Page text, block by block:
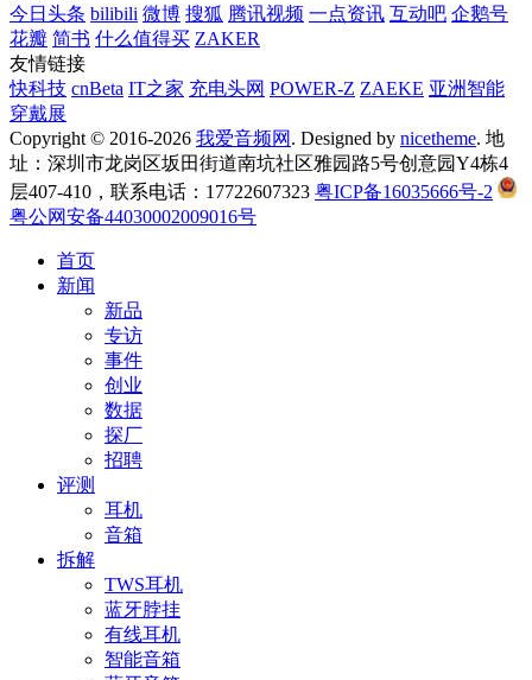
今日头条 bilibili 微博 搜狐 腾讯视频 一点资讯 互动吧 企鹅号
花瓣 简书 什么值得买 ZAKER
友情链接
快科技 cnBeta IT之家 充电头网 POWER-Z ZAEKE 亚洲智能
穿戴展
Copyright © 2016-2026 我爱音频网 . Designed by nicetheme. 地
址：深圳市龙岗区坂田街道南坑社区雅园路5号创意园Y4栋4
层407-410，联系电话：17722607323 粤ICP备16035666号-2
粤公网安备44030002009016号
首页
新闻
新品
专访
事件
创业
数据
探厂
招聘
评测
耳机
音箱
拆解
TWS耳机
蓝牙脖挂
有线耳机
智能音箱